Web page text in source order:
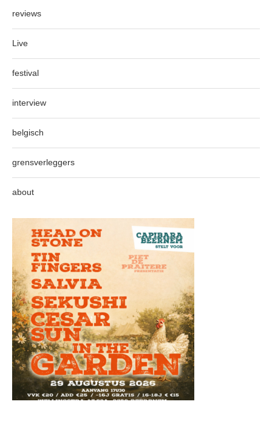
reviews
Live
festival
interview
belgisch
grensverleggers
about